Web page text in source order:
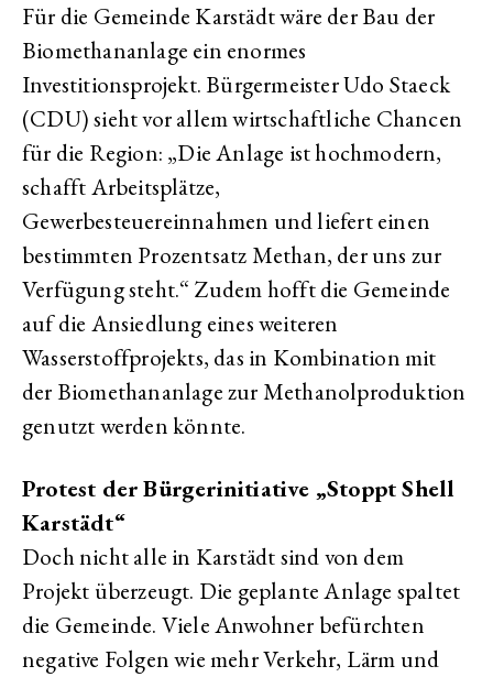
Für die Gemeinde Karstädt wäre der Bau der
Biomethananlage ein enormes
Investitionsprojekt. Bürgermeister Udo Staeck
(CDU) sieht vor allem wirtschaftliche Chancen
für die Region: „Die Anlage ist hochmodern,
schafft Arbeitsplätze,
Gewerbesteuereinnahmen und liefert einen
bestimmten Prozentsatz Methan, der uns zur
Verfügung steht.“ Zudem hofft die Gemeinde
auf die Ansiedlung eines weiteren
Wasserstoffprojekts, das in Kombination mit
der Biomethananlage zur Methanolproduktion
genutzt werden könnte.
Protest der Bürgerinitiative „Stoppt Shell
Karstädt“
Doch nicht alle in Karstädt sind von dem
Projekt überzeugt. Die geplante Anlage spaltet
die Gemeinde. Viele Anwohner befürchten
negative Folgen wie mehr Verkehr, Lärm und